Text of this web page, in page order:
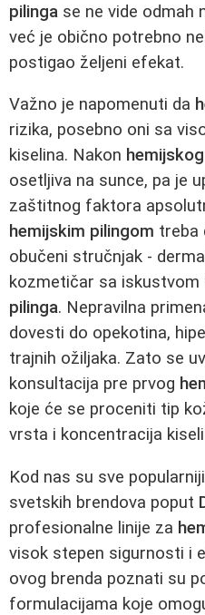
pilinga se ne vide odmah
već je obično potrebno
postigao željeni efekat.
Važno je napomenuti da
rizika, posebno oni sa
kiselina. Nakon
osetljiva na sunce, pa je
zaštitnog faktora
hemijskim pilingom treba
obučeni stručnjak -
kozmetičar sa iskustvom
pilinga. Nepravilna
dovesti do opekotina,
trajnih ožiljaka. Zato se
konsultacija pre prvog
koje će se proceniti tip
vrsta i koncentracija
Kod nas su sve
svetskih brendova poput
profesionalne linije za
visok stepen sigurnosti i
ovog brenda poznati su
formulacijama koje